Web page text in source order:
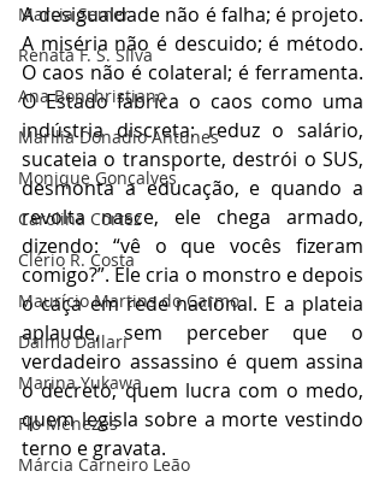
Marcia Semer
Renata F. S. SIlva
Ana Bonchristiano
Marilia Donadio Antunes
Monique Gonçalves
Carolina Cortez
Clério R. Costa
Maurício Martins do Carmo
Dalmo Dallari
Marina Yukawa
Flo Menezes
Márcia Carneiro Leão
A desigualdade não é falha; é projeto.
A miséria não é descuido; é método.
O caos não é colateral; é ferramenta.
O Estado fabrica o caos como uma
indústria discreta: reduz o salário,
sucateia o transporte, destrói o SUS,
desmonta a educação, e quando a
revolta nasce, ele chega armado,
dizendo: “vê o que vocês fizeram
comigo?”. Ele cria o monstro e depois
o caça em rede nacional. E a plateia
aplaude, sem perceber que o
verdadeiro assassino é quem assina
o decreto, quem lucra com o medo,
quem legisla sobre a morte vestindo
terno e gravata.